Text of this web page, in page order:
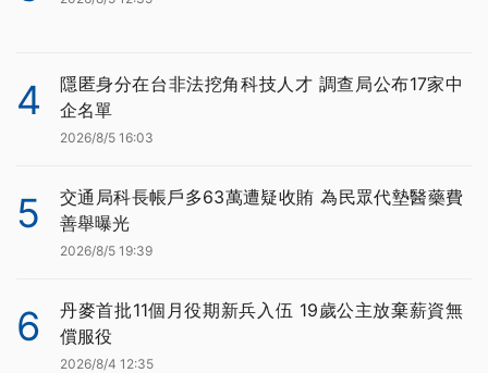
4
隱匿身分在台非法挖角科技人才 調查局公布17家中
企名單
2026/8/5 16:03
5
交通局科長帳戶多63萬遭疑收賄 為民眾代墊醫藥費
善舉曝光
2026/8/5 19:39
6
丹麥首批11個月役期新兵入伍 19歲公主放棄薪資無
償服役
2026/8/4 12:35